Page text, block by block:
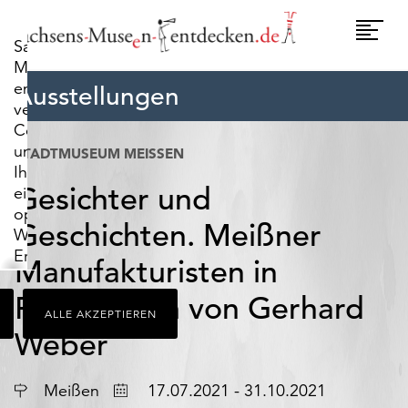
Sachsens-
Museen-
entdecken.de
verwendet
Cookies,
um
Ihnen
ein
optimales
Webseiten-
Erlebnis
zu
bieten.
Dazu
zählen
Cookies,
die
für
ALLE AKZEPTIEREN
Ausstellungen
STADTMUSEUM MEISSEN
Gesichter und
Geschichten. Meißner
Manufakturisten in
Fotografien von Gerhard
Weber
Ort Meißen Datum17.07.2021 - 31.10.2021